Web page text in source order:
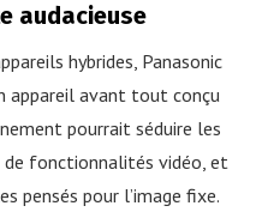
audacieuse
hybrides, Panasonic
appareil avant tout conçu
pourrait séduire les
de fonctionnalités vidéo, et
pensés pour l’image fixe.